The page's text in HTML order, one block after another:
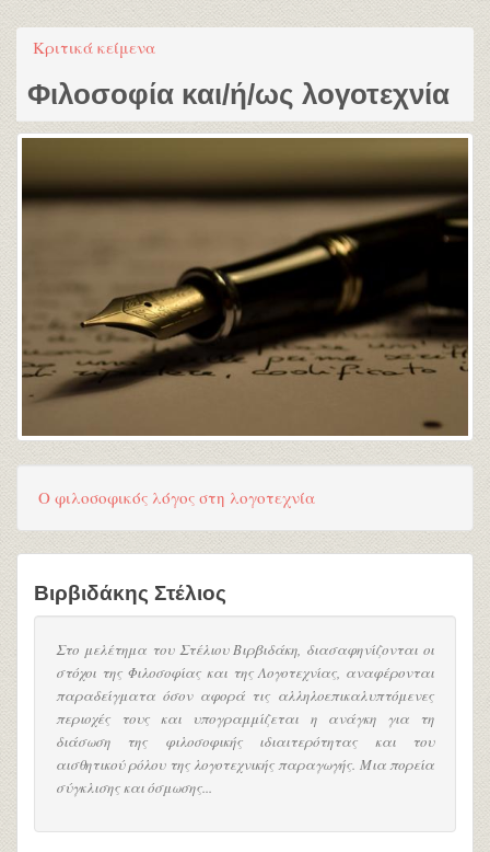
Κριτικά κείμενα
Φιλοσοφία και/ή/ως λογοτεχνία
Ο φιλοσοφικός λόγος στη λογοτεχνία
Βιρβιδάκης Στέλιος
Στο μελέτημα του Στέλιου Βιρβιδάκη, διασαφηνίζονται οι
στόχοι της Φιλοσοφίας και της Λογοτεχνίας, αναφέρονται
παραδείγματα όσον αφορά τις αλληλοεπικαλυπτόμενες
περιοχές τους και υπογραμμίζεται η ανάγκη για τη
διάσωση της φιλοσοφικής ιδιαιτερότητας και του
αισθητικού ρόλου της λογοτεχνικής παραγωγής. Μια πορεία
σύγκλισης και όσμωσης...